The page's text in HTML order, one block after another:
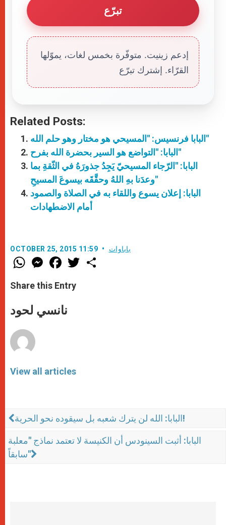
تبرّع
إدعم زينيت. متوفّرة بخمس لغات، يموّلها
القرّاء. إشترك تبرّع
Related Posts:
البابا فرنسيس: "المسيحي هو مختار وهو حلم الله"
البابا: "التواضع هو السير بحضرة الله بفرح"
البابا: "الرّجاء المسيحيّ يَجِدُ جذورَهُ في الثّقةِ بما
وعدَنا بهِ اللهُ وحقَّقَه بيسوعَ المسيحِ"
البابا: إعلان يسوع واللقاء به في الصلاة والصمود
أمام الاضطهادات
OCTOBER 25, 2015 11:59 باباوات
W
h
t
s
p
p
M
e
s
e
e
F
a
e
b
o
k
w
Share this Entry
نانسي لحود
View all articles
البابا: الله لن يترك شعبه بل سيقوده نحو الحرية!
البابا: أثبت السينودس أن الكنيسة لا تعتمد نماذج "معلبة
سابقاً"